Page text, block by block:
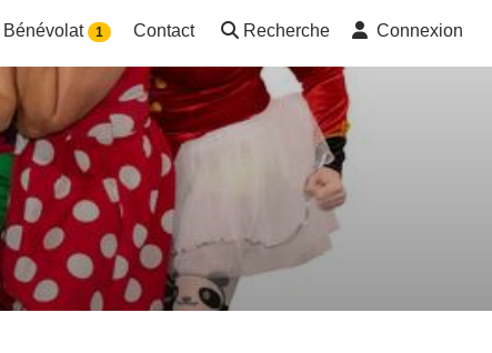
Bénévolat 1 Contact Recherche Connexion